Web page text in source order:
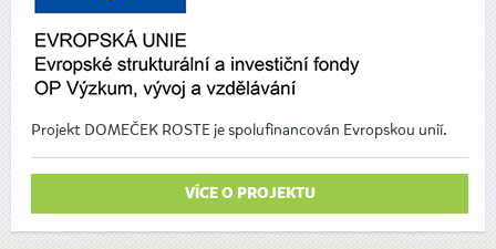
Projekt DOMEČEK ROSTE je spolufinancován Evropskou unií.
VÍCE O PROJEKTU